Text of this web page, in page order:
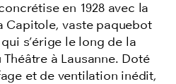
en 1928 avec la
Capitole, vaste paquebot
s’érige le long de la
à Lausanne. Doté
et de ventilation inédit,